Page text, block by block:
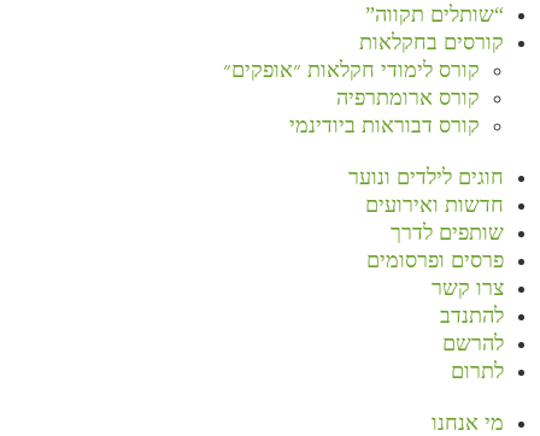
“שותלים תקווה”
קורסים בחקלאות
קורס לימודי חקלאות ״אופקים״
קורס ארומתרפיה
קורס דבוראות ביודינמי
חוגים לילדים ונוער
חדשות ואירועים
שותפים לדרך
פרסים ופרסומים
צרו קשר
להתנדב
להרשם
לתרום
מי אנחנו